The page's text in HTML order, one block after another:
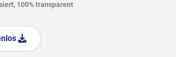
100% transparent